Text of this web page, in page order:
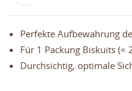
Perfekte Aufbewahrung
Für 1 Packung Biskuits (=
Durchsichtig, optimale